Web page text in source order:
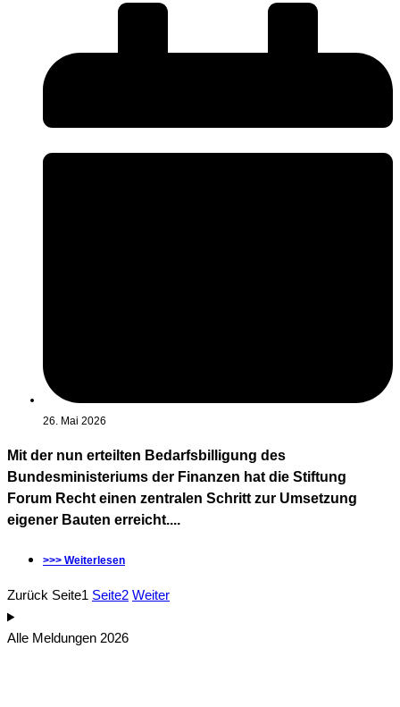
26. Mai 2026
Mit der nun erteilten Bedarfsbilligung des
Bundesministeriums der Finanzen hat die Stiftung
Forum Recht einen zentralen Schritt zur Umsetzung
eigener Bauten erreicht....
>>> Weiterlesen
Zurück Seite1 Seite2 Weiter
Alle Meldungen 2026